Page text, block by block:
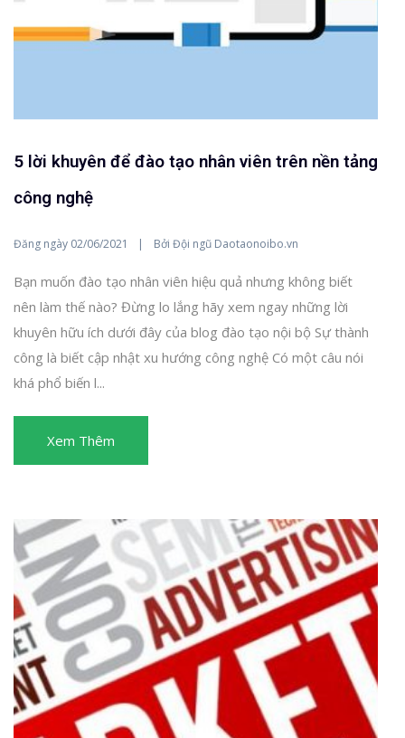
5 lời khuyên để đào tạo nhân viên trên nền tảng
công nghệ
Đăng ngày 02/06/2021 Bởi Đội ngũ Daotaonoibo.vn
Bạn muốn đào tạo nhân viên hiệu quả nhưng không biết
nên làm thế nào? Đừng lo lắng hãy xem ngay những lời
khuyên hữu ích dưới đây của blog đào tạo nội bộ Sự thành
công là biết cập nhật xu hướng công nghệ Có một câu nói
khá phổ biến l...
Xem Thêm